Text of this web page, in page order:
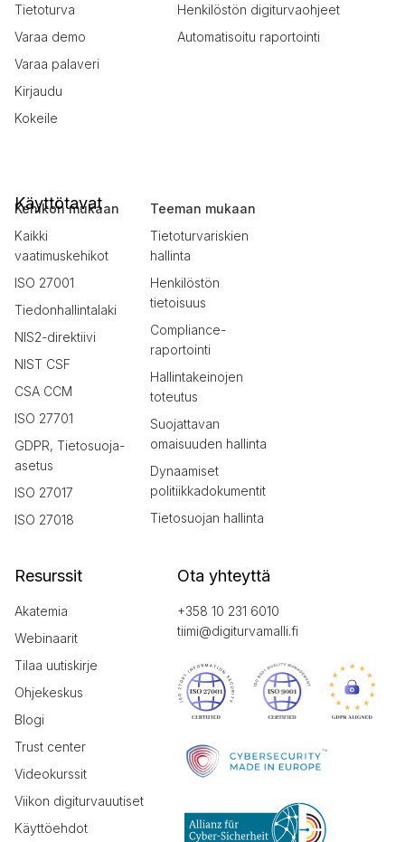
Tietoturva
Varaa demo
Varaa palaveri
Kirjaudu
Kokeile
Henkilöstön digiturvaohjeet
Automatisoitu raportointi
Käyttötavat
Kehikon mukaan
Kaikki
vaatimuskehikot
ISO 27001
Tiedonhallintalaki
NIS2-direktiivi
NIST CSF
CSA CCM
ISO 27701
GDPR, Tietosuoja-
asetus
ISO 27017
ISO 27018
Teeman mukaan
Tietoturvariskien
hallinta
Henkilöstön
tietoisuus
Compliance-
raportointi
Hallintakeinojen
toteutus
Suojattavan
omaisuuden hallinta
Dynaamiset
politiikkadokumentit
Tietosuojan hallinta
Resurssit
Akatemia
Webinaarit
Tilaa uutiskirje
Ohjekeskus
Blogi
Trust center
Videokurssit
Viikon digiturvauutiset
Käyttöehdot
Ota yhteyttä
+358 10 231 6010
tiimi@digiturvamalli.fi